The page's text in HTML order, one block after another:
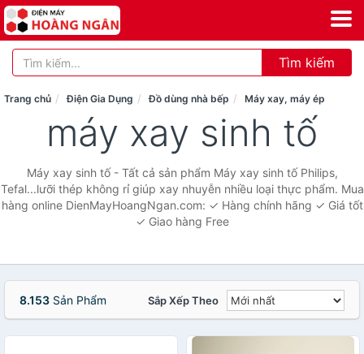
Tìm kiếm
Trang chủ Điện Gia Dụng Đồ dùng nhà bếp Máy xay, máy ép
máy xay sinh tố
Máy xay sinh tố - Tất cả sản phẩm Máy xay sinh tố Philips,
Tefal...lưỡi thép không rỉ giúp xay nhuyễn nhiều loại thực phẩm. Mua
hàng online DienMayHoangNgan.com: ✓ Hàng chính hãng ✓ Giá tốt
✓ Giao hàng Free
8.153 Sản Phẩm Sắp Xếp Theo